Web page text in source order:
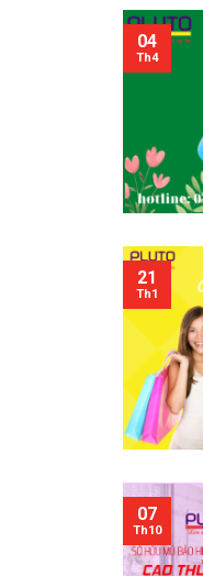
04
Th4
21
Th1
07
Th10